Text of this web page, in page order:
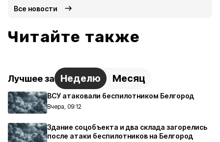
Все новости
Читайте также
Лучшее за Неделю Месяц
ВСУ атаковали беспилотником Белгород
Вчера, 09:12
Здание соцобъекта и два склада загорелись
после атаки беспилотников на Белгород